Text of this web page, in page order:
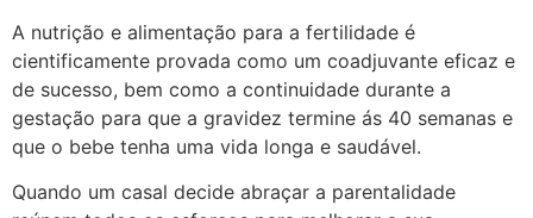
A nutrição e alimentação para a fertilidade é
cientificamente provada como um coadjuvante eficaz e
de sucesso, bem como a continuidade durante a
gestação para que a gravidez termine ás 40 semanas e
que o bebe tenha uma vida longa e saudável.
Quando um casal decide abraçar a parentalidade